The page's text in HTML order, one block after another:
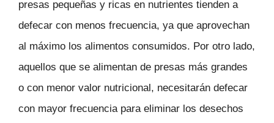
presas pequeñas y ricas en nutrientes tienden a
defecar con menos frecuencia, ya que aprovechan
al máximo los alimentos consumidos. Por otro lado,
aquellos que se alimentan de presas más grandes
o con menor valor nutricional, necesitarán defecar
con mayor frecuencia para eliminar los desechos